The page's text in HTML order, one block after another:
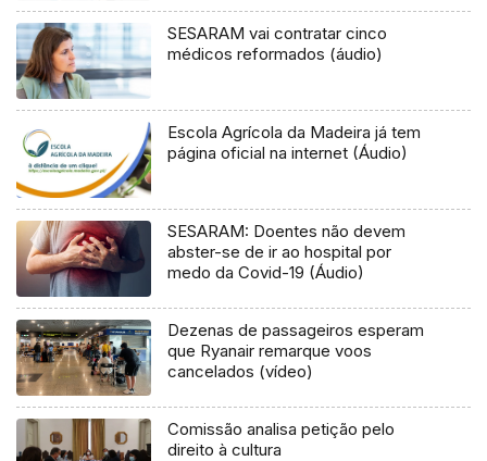
SESARAM vai contratar cinco
médicos reformados (áudio)
Escola Agrícola da Madeira já tem
página oficial na internet (Áudio)
SESARAM: Doentes não devem
abster-se de ir ao hospital por
medo da Covid-19 (Áudio)
Dezenas de passageiros esperam
que Ryanair remarque voos
cancelados (vídeo)
Comissão analisa petição pelo
direito à cultura